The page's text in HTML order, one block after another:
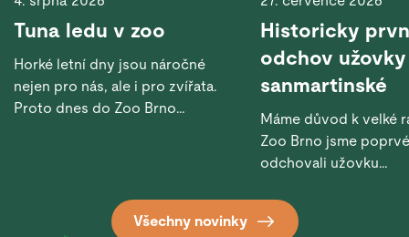
Tuna ledu v zoo
Horké letní dny jsou náročné
nejen pro nás, ale i pro zvířata.
Proto dnes do Zoo Brno
Historicky
odchov užovky
sanmartinské
Máme důvod k velké
Zoo Brno jsme poprvé
odchovali užovku
Všechny novinky